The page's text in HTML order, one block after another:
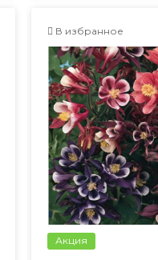
В избранное
Акция